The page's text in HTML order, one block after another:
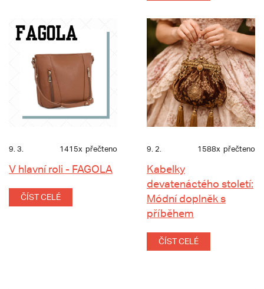
9. 3. 1415x přečteno
V hlavní roli - FAGOLA
ČÍST CELÉ
9. 2. 1588x přečteno
Kabelky
devatenáctého století:
Módní doplněk s
příběhem
ČÍST CELÉ